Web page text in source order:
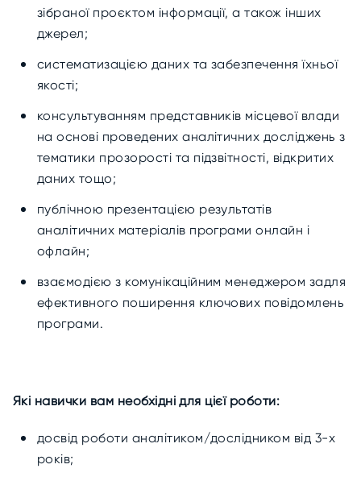
зібраної проєктом інформації, а також інших
джерел;
систематизацією даних та забезпечення їхньої
якості;
консультуванням представників місцевої влади
на основі проведених аналітичних досліджень з
тематики прозорості та підзвітності, відкритих
даних тощо;
публічною презентацією результатів
аналітичних матеріалів програми онлайн і
офлайн;
взаємодією з комунікаційним менеджером задля
ефективного поширення ключових повідомлень
програми.
Які навички вам необхідні для цієї роботи:
досвід роботи аналітиком/дослідником від 3-х
років;